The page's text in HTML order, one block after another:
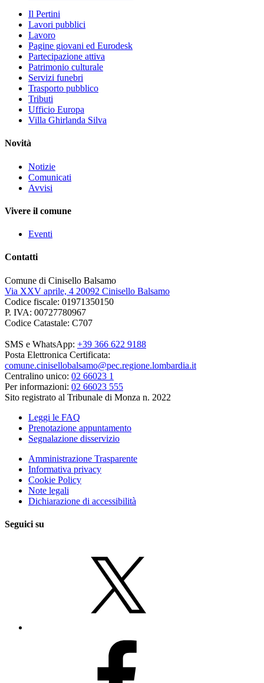
Il Pertini
Lavori pubblici
Lavoro
Pagine giovani ed Eurodesk
Partecipazione attiva
Patrimonio culturale
Servizi funebri
Trasporto pubblico
Tributi
Ufficio Europa
Villa Ghirlanda Silva
Novità
Notizie
Comunicati
Avvisi
Vivere il comune
Eventi
Contatti
Comune di Cinisello Balsamo
Via XXV aprile, 4 20092 Cinisello Balsamo
Codice fiscale: 01971350150
P. IVA: 00727780967
Codice Catastale: C707
SMS e WhatsApp: +39 366 622 9188
Posta Elettronica Certificata:
comune.cinisellobalsamo@pec.regione.lombardia.it
Centralino unico: 02 66023 1
Per informazioni: 02 66023 555
Sito registrato al Tribunale di Monza n. 2022
Leggi le FAQ
Prenotazione appuntamento
Segnalazione disservizio
Amministrazione Trasparente
Informativa privacy
Cookie Policy
Note legali
Dichiarazione di accessibilità
Seguici su